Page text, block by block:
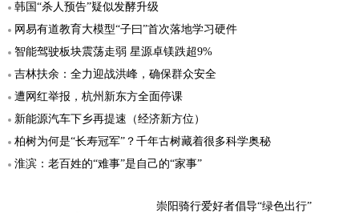
韩国“杀人预告”疑似发酵升级
网易有道教育大模型“子曰”首次落地学习硬件
智能驾驶板块震荡走弱 星源卓镁跌超9%
吉林扶余：全力迎战洪峰，确保群众安全
遭网红举报，杭州新东方全面停课
新能源汽车下乡再提速（经济新方位）
柏树为何是“长寿冠军”？千年古树藏着很多科学奥秘
淮滨：老百姓的“难事”是自己的“家事”
崇阳骑行爱好者倡导“绿色出行”